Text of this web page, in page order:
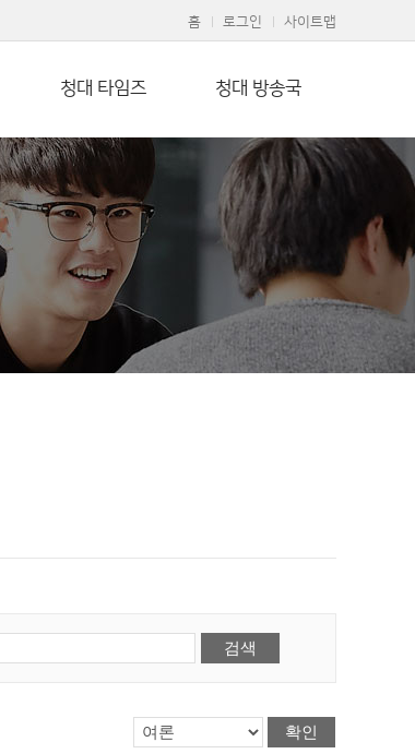
홈 로그인 사이트맵
청대 타임즈 청대 방송국